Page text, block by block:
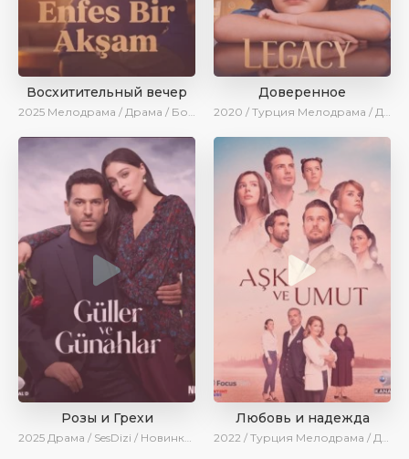
Восхитительный вечер
2025 Мелодрама / Драма / Боевик / Ирина Котова / Новинки / Сериалы 2025
Доверенное
2020 / Турция Мелодрама / Драма / Боевик / BeniAffet
Розы и Грехи
2025 Драма / SesDizi / Новинки / Сериалы 2025
Любовь и надежда
2022 / Турция Мелодрама / Драма / BeniAffet